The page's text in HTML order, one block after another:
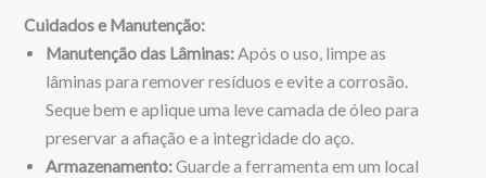
Cuidados e Manutenção:
Manutenção das Lâminas:Após o uso, limpe as
lâminas para remover resíduos e evite a corrosão.
Seque bem e aplique uma leve camada de óleo para
preservar a afiação e a integridade do aço.
Armazenamento:Guarde a ferramenta em um local